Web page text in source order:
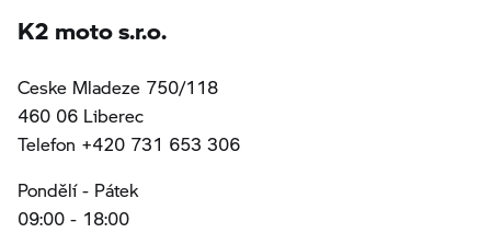
K2 moto s.r.o.
Ceske Mladeze 750/118
460 06 Liberec
Telefon +420 731 653 306
Pondělí - Pátek
09:00 - 18:00